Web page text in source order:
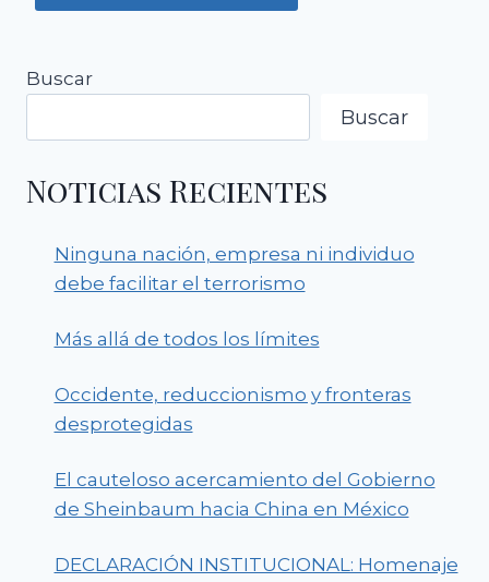
Buscar
Buscar
Noticias Recientes
Ninguna nación, empresa ni individuo
debe facilitar el terrorismo
Más allá de todos los límites
Occidente, reduccionismo y fronteras
desprotegidas
El cauteloso acercamiento del Gobierno
de Sheinbaum hacia China en México
DECLARACIÓN INSTITUCIONAL: Homenaje